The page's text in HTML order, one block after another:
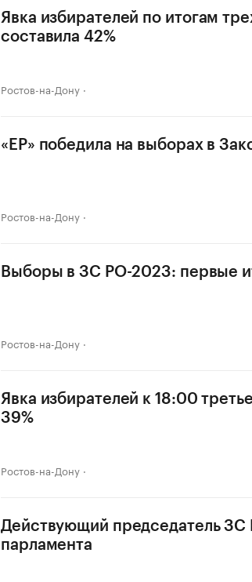
Явка избирателей по итогам
составила 42%
Ростов-на-Дону
«ЕР» победила на выборах в
Ростов-на-Дону
Выборы в ЗС РО-2023: первые
Ростов-на-Дону
Явка избирателей к 18:00
39%
Ростов-на-Дону
Действующий председатель ЗС
парламента